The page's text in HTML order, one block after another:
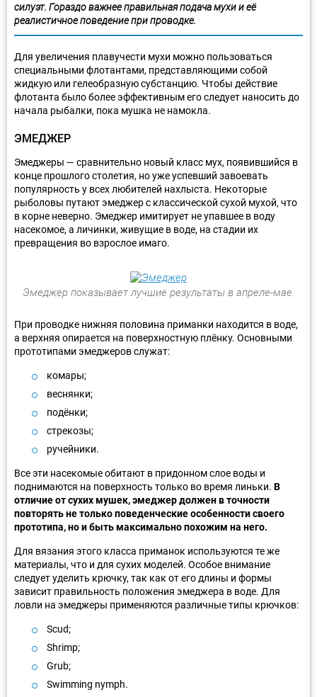
силуэт. Гораздо важнее правильная подача мухи и её
реалистичное поведение при проводке.
Для увеличения плавучести мухи можно пользоваться
специальными флотантами, представляющими собой
жидкую или гелеобразную субстанцию. Чтобы действие
флотанта было более эффективным его следует наносить до
начала рыбалки, пока мушка не намокла.
ЭМЕДЖЕР
Эмеджеры — сравнительно новый класс мух, появившийся в
конце прошлого столетия, но уже успевший завоевать
популярность у всех любителей нахлыста. Некоторые
рыболовы путают эмеджер с классической сухой мухой, что
в корне неверно. Эмеджер имитирует не упавшее в воду
насекомое, а личинки, живущие в воде, на стадии их
превращения во взрослое имаго.
Эмеджер показывает лучшие результаты в апреле-мае.
При проводке нижняя половина приманки находится в воде,
а верхняя опирается на поверхностную плёнку. Основными
прототипами эмеджеров служат:
комары;
веснянки;
подёнки;
стрекозы;
ручейники.
Все эти насекомые обитают в придонном слое воды и
поднимаются на поверхность только во время линьки. В
отличие от сухих мушек, эмеджер должен в точности
повторять не только поведенческие особенности своего
прототипа, но и быть максимально похожим на него.
Для вязания этого класса приманок используются те же
материалы, что и для сухих моделей. Особое внимание
следует уделить крючку, так как от его длины и формы
зависит правильность положения эмеджера в воде. Для
ловли на эмеджеры применяются различные типы крючков:
Scud;
Shrimp;
Grub;
Swimming nymph.